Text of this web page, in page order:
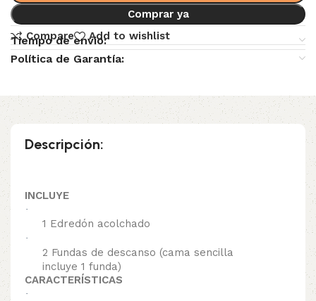
Comprar ya
Compare
Add to wishlist
Tiempo de envio:
Política de Garantía:
Descripción:
INCLUYE
·
1 Edredón acolchado
·
2 Fundas de descanso (cama sencilla
incluye 1 funda)
CARACTERÍSTICAS
·